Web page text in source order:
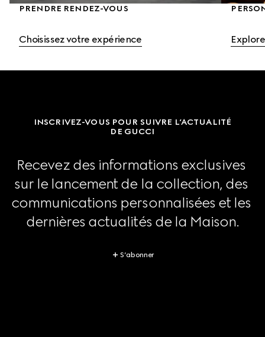
PRENDRE RENDEZ-VOUS
Choisissez votre expérience
INSCRIVEZ-VOUS POUR SUIVRE L’ACTUALITÉ
DE GUCCI
Recevez des informations exclusives
sur le lancement de la collection, des
communications personnalisées et les
dernières actualités de la Maison.
S’abonner